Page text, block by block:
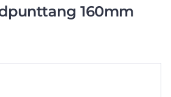
160mm